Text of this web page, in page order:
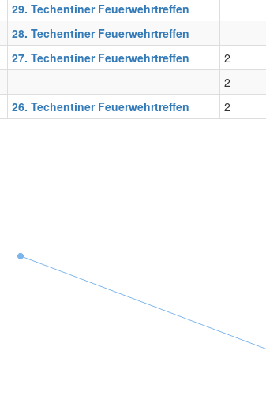
29. Techentiner Feuerwehrtreffen
28. Techentiner Feuerwehrtreffen
27. Techentiner Feuerwehrtreffen 2
2
26. Techentiner Feuerwehrtreffen 2